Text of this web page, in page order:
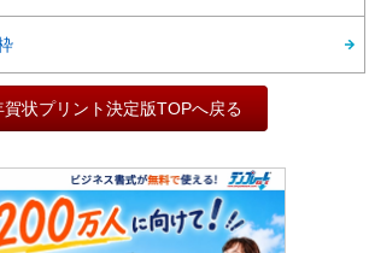
状プリント決定版TOPへ戻る